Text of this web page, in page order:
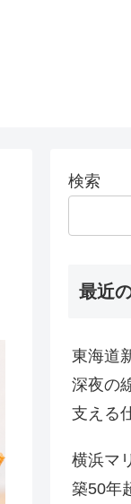
検索
最近
東海道
深夜の
支える
横浜マ
築50年